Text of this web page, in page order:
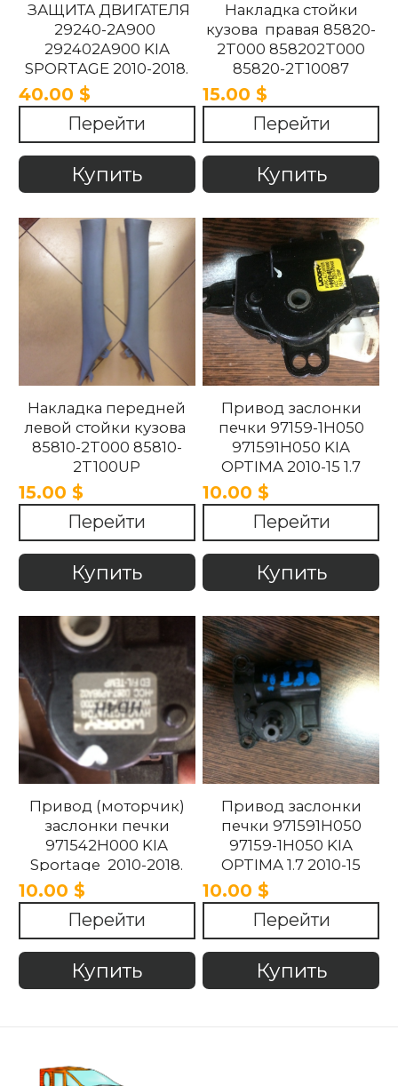
ЗАЩИТА ДВИГАТЕЛЯ
29240-2A900
292402A900 KIA
SPORTAGE 2010-2018.
40.00 $
Перейти
Купить
Накладка стойки
кузова правая 85820-
2T000 858202T000
85820-2T10087
858202T10087 85820-
2T100UP
858202T100UP Kia
Optima 2010 -2015
15.00 $
Перейти
Купить
Накладка передней
левой стойки кузова
85810-2T000 85810-
2T100UP
858102T100UP
858102T000 Kia
Optima 2010 -2015.
15.00 $
Перейти
Купить
Привод заслонки
печки 97159-1H050
971591H050 KIA
OPTIMA 2010-15 1.7
10.00 $
Перейти
Купить
Привод (моторчик)
заслонки печки
971542H000 KIA
Sportage 2010-2018.
10.00 $
Перейти
Купить
Привод заслонки
печки 971591H050
97159-1H050 KIA
OPTIMA 1.7 2010-15
10.00 $
Перейти
Купить